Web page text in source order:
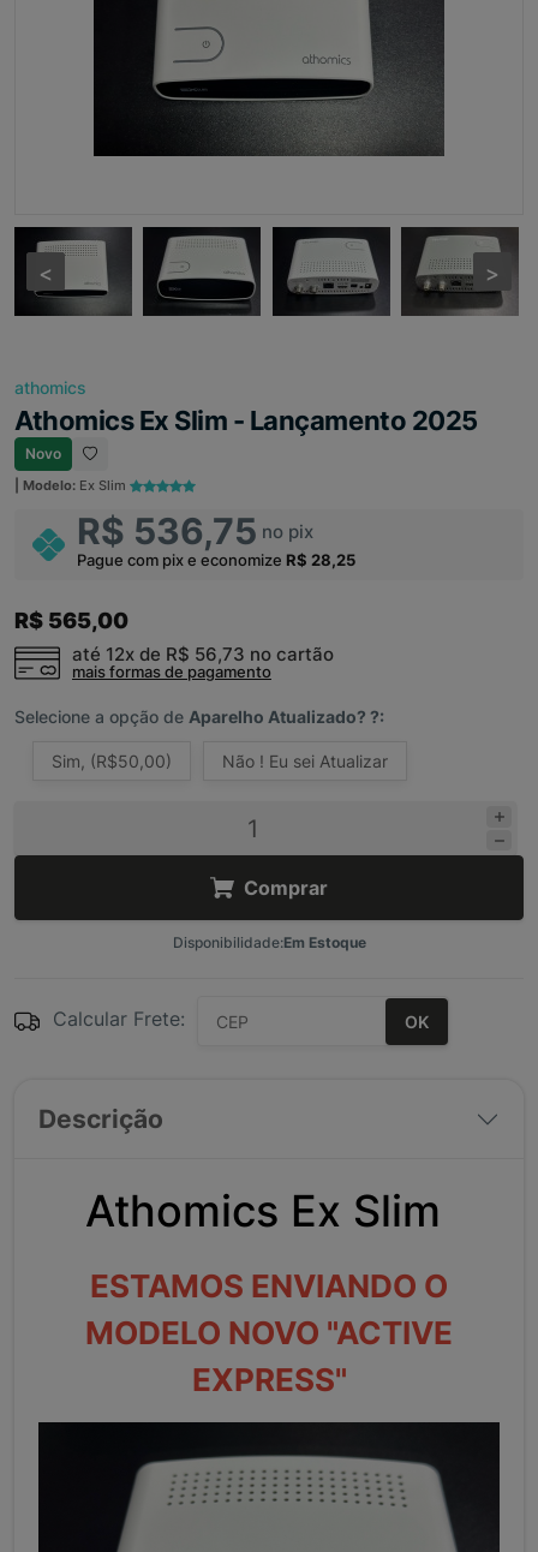
< >
< >
athomics
Athomics Ex Slim - Lançamento 2025
Novo
| Modelo: Ex Slim
R$ 536,75 no pix
Pague com pix e economize R$ 28,25
R$ 565,00
até 12x de R$ 56,73 no cartão
mais formas de pagamento
Selecione a opção de Aparelho Atualizado? ?:
Sim, (R$50,00) Não ! Eu sei Atualizar
Comprar
Disponibilidade:Em Estoque
Calcular Frete: OK
Descrição
Athomics Ex Slim
ESTAMOS ENVIANDO O
MODELO NOVO "ACTIVE
EXPRESS"